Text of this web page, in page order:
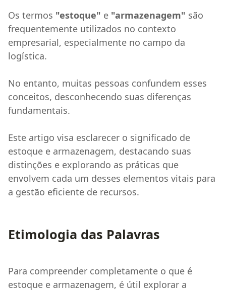
Os termos "estoque" e "armazenagem" são
frequentemente utilizados no contexto
empresarial, especialmente no campo da
logística.
No entanto, muitas pessoas confundem esses
conceitos, desconhecendo suas diferenças
fundamentais.
Este artigo visa esclarecer o significado de
estoque e armazenagem, destacando suas
distinções e explorando as práticas que
envolvem cada um desses elementos vitais para
a gestão eficiente de recursos.
Etimologia das Palavras
Para compreender completamente o que é
estoque e armazenagem, é útil explorar a